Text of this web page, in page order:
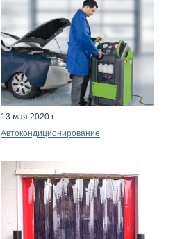
13 мая 2020 г.
Автокондиционирование